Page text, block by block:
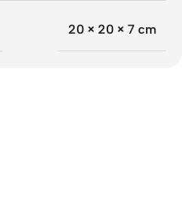
20 × 20 × 7 cm